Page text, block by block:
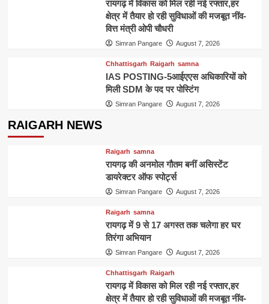
रायगढ़ में विकास को मिल रही नई रफ्तार,हर
क्षेत्र में तैयार हो रही सुविधाओं की मजबूत नींव-
वित्त मंत्री ओपी चौधरी
Simran Pangare August 7, 2026
Chhattisgarh Raigarh samna
IAS POSTING-5आईएएस अधिकारियों को
मिली SDM के पद पर पोस्टिंग
Simran Pangare August 7, 2026
RAIGARH NEWS
Raigarh samna
रायगढ़ की अनमोल गौतम बनीं असिस्टेंट
डायरेक्टर ऑफ स्पोर्ट्स
Simran Pangare August 7, 2026
Raigarh samna
रायगढ़ में 9 से 17 अगस्त तक चलेगा हर घर
तिरंगा अभियान
Simran Pangare August 7, 2026
Chhattisgarh Raigarh
रायगढ़ में विकास को मिल रही नई रफ्तार,हर
क्षेत्र में तैयार हो रही सुविधाओं की मजबूत नींव-